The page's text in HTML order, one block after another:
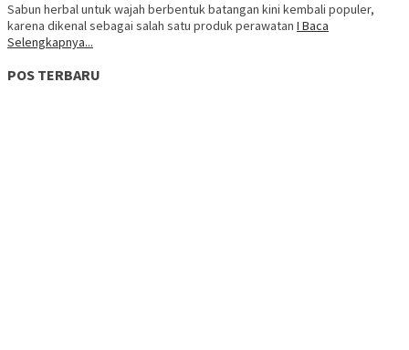
Sabun herbal untuk wajah berbentuk batangan kini kembali populer,
karena dikenal sebagai salah satu produk perawatan I Baca
Selengkapnya...
POS TERBARU